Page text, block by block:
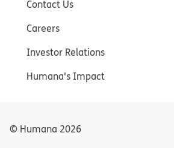
Contact Us
Careers
Investor Relations
Humana's Impact
© Humana 2026